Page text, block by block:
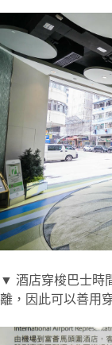
▼ 酒店穿梭巴士時
離，因此可以善用